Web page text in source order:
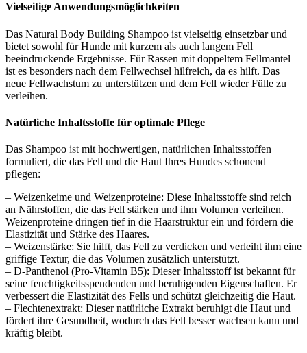
Vielseitige Anwendungsmöglichkeiten
Das Natural Body Building Shampoo ist vielseitig einsetzbar und
bietet sowohl für Hunde mit kurzem als auch langem Fell
beeindruckende Ergebnisse. Für Rassen mit doppeltem Fellmantel
ist es besonders nach dem Fellwechsel hilfreich, da es hilft. Das
neue Fellwachstum zu unterstützen und dem Fell wieder Fülle zu
verleihen.
Natürliche Inhaltsstoffe für optimale Pflege
Das Shampoo ist mit hochwertigen, natürlichen Inhaltsstoffen
formuliert, die das Fell und die Haut Ihres Hundes schonend
pflegen:
– Weizenkeime und Weizenproteine: Diese Inhaltsstoffe sind reich
an Nährstoffen, die das Fell stärken und ihm Volumen verleihen.
Weizenproteine dringen tief in die Haarstruktur ein und fördern die
Elastizität und Stärke des Haares.
– Weizenstärke: Sie hilft, das Fell zu verdicken und verleiht ihm eine
griffige Textur, die das Volumen zusätzlich unterstützt.
– D-Panthenol (Pro-Vitamin B5): Dieser Inhaltsstoff ist bekannt für
seine feuchtigkeitsspendenden und beruhigenden Eigenschaften. Er
verbessert die Elastizität des Fells und schützt gleichzeitig die Haut.
– Flechtenextrakt: Dieser natürliche Extrakt beruhigt die Haut und
fördert ihre Gesundheit, wodurch das Fell besser wachsen kann und
kräftig bleibt.